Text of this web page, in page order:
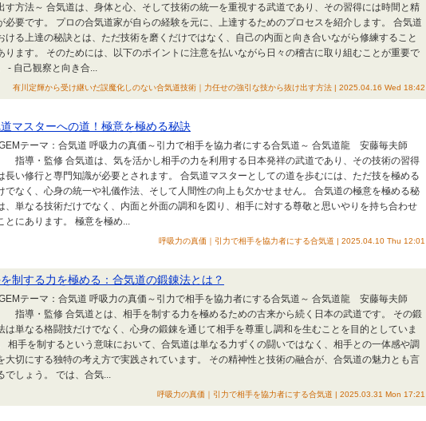
す方法～ 合気道は、身体と心、そして技術の統一を重視する武道であり、その習得には時間と精
必要です。 プロの合気道家が自らの経験を元に、上達するためのプロセスを紹介します。 合気道
ける上達の秘訣とは、ただ技術を磨くだけではなく、自己の内面と向き合いながら修練すること
ります。 そのためには、以下のポイントに注意を払いながら日々の稽古に取り組むことが重要で
- 自己観察と向き合...
有川定輝から受け継いだ誤魔化しのない合気道技術｜力任せの強引な技から抜け出す方法 | 2025.04.16 Wed 18:42
マスターへの道！極意を極める秘訣
テーマ：合気道 呼吸力の真価～引力で相手を協力者にする合気道～ 合気道龍 安藤毎夫師
導・監修 合気道は、気を活かし相手の力を利用する日本発祥の武道であり、その技術の習得
長い修行と専門知識が必要とされます。 合気道マスターとしての道を歩むには、ただ技を極める
でなく、心身の統一や礼儀作法、そして人間性の向上も欠かせません。 合気道の極意を極める秘
、単なる技術だけでなく、内面と外面の調和を図り、相手に対する尊敬と思いやりを持ち合わせ
とにあります。 極意を極め...
呼吸力の真価｜引力で相手を協力者にする合気道 | 2025.04.10 Thu 12:01
制する力を極める：合気道の鍛錬法とは？
テーマ：合気道 呼吸力の真価～引力で相手を協力者にする合気道～ 合気道龍 安藤毎夫師
導・監修 合気道とは、相手を制する力を極めるための古来から続く日本の武道です。 その鍛
は単なる格闘技だけでなく、心身の鍛錬を通じて相手を尊重し調和を生むことを目的としていま
相手を制するという意味において、合気道は単なる力ずくの闘いではなく、相手との一体感や調
大切にする独特の考え方で実践されています。 その精神性と技術の融合が、合気道の魅力とも言
でしょう。 では、合気...
呼吸力の真価｜引力で相手を協力者にする合気道 | 2025.03.31 Mon 17:21